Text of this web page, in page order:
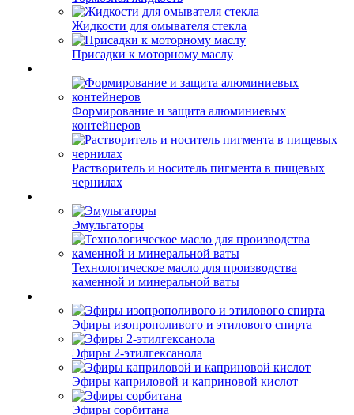
Жидкости для омывателя стекла
Присадки к моторному маслу
Формирование и защита алюминиевых
контейнеров
Растворитель и носитель пигмента в пищевых
чернилах
Эмульгаторы
Технологическое масло для производства
каменной и минеральной ваты
Эфиры изопрополивого и этилового спирта
Эфиры 2-этилгексанола
Эфиры каприловой и каприновой кислот
Эфиры сорбитана